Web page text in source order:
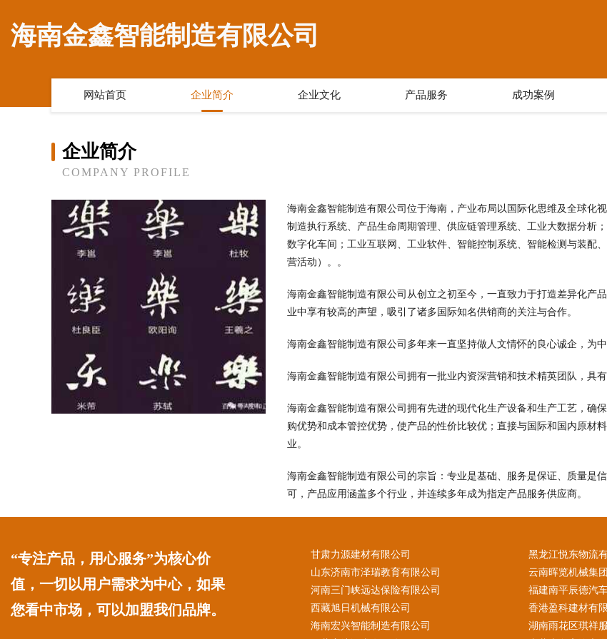
海南金鑫智能制造有限公司
网站首页 企业简介 企业文化 产品服务 成功案例
企业简介
COMPANY PROFILE
海南金鑫智能制造有限公司位于海南，产业布局以国际化思维及全球化
制造执行系统、产品生命周期管理、供应链管理系统、工业大数据分析
数字化车间；工业互联网、工业软件、智能控制系统、智能检测与装配
营活动）。。
海南金鑫智能制造有限公司从创立之初至今，一直致力于打造差异化产
业中享有较高的声望，吸引了诸多国际知名供销商的关注与合作。
海南金鑫智能制造有限公司多年来一直坚持做人文情怀的良心诚企，为
海南金鑫智能制造有限公司拥有一批业内资深营销和技术精英团队，具
海南金鑫智能制造有限公司拥有先进的现代化生产设备和生产工艺，确
购优势和成本管控优势，使产品的性价比较优；直接与国际和国内原材
业。
海南金鑫智能制造有限公司的宗旨：专业是基础、服务是保证、质量是
可，产品应用涵盖多个行业，并连续多年成为指定产品服务供应商。
“专注产品，用心服务”为核心价
值，一切以用户需求为中心，如果
您看中市场，可以加盟我们品牌。
甘肃力源建材有限公司 黑龙江悦东物流
山东济南市泽瑞教育有限公司
云南晖览机械集
河南三门峡远达保险有限公司
福建南平辰德汽
西藏旭日机械有限公司
香港盈科建材有
海南宏兴智能制造有限公司
湖南雨花区琪祥